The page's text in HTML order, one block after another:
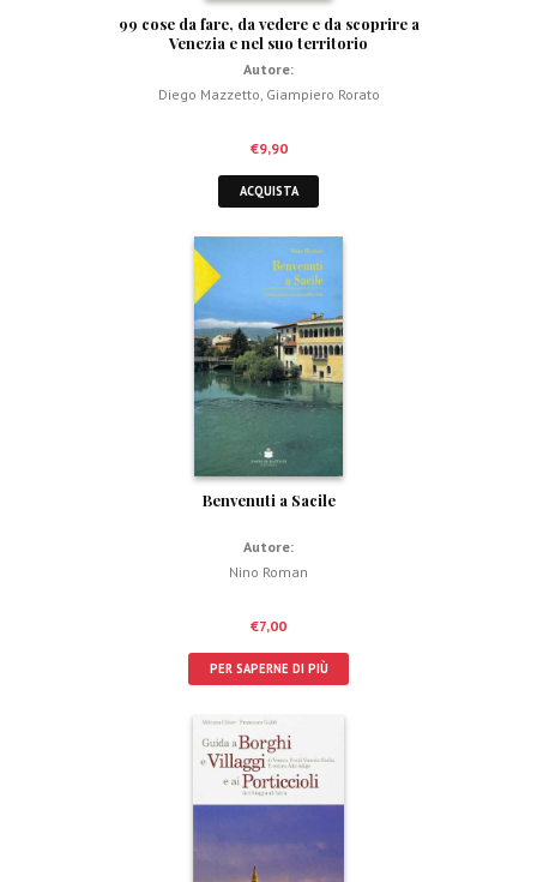
99 cose da fare, da vedere e da scoprire a
Venezia e nel suo territorio
Autore:
Diego Mazzetto, Giampiero Rorato
€9,90
ACQUISTA
Benvenuti a Sacile
Autore:
Nino Roman
€7,00
PER SAPERNE DI PIÙ